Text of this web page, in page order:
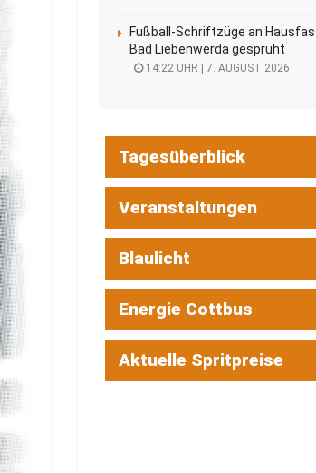
Fußball-Schriftzüge an
Bad Liebenwerda gesprüht
14:22 UHR | 7. AUGUST 2026
Tagesüberblick
Veranstaltungen
Blaulicht
Energie Cottbus
Aktuelle Spritpreise